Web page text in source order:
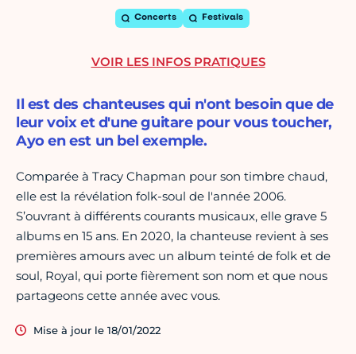
Concerts Festivals
Il est des chanteuses qui n'ont besoin que de
leur voix et d'une guitare pour vous toucher,
Ayo en est un bel exemple.
Comparée à Tracy Chapman pour son timbre chaud,
elle est la révélation folk-soul de l'année 2006.
S’ouvrant à différents courants musicaux, elle grave 5
albums en 15 ans. En 2020, la chanteuse revient à ses
premières amours avec un album teinté de folk et de
soul, Royal, qui porte fièrement son nom et que nous
partageons cette année avec vous.
Mise à jour le 18/01/2022
VOIR LES INFOS PRATIQUES